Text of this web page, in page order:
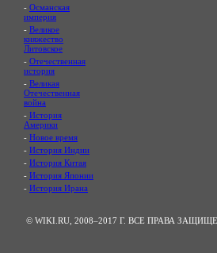
- Османская
империя
- Великое
княжество
Литовское
- Отечественная
история
- Великая
Отечественная
война
- История
Америки
- Новое время
- История Индии
- История Китая
- История Японии
- История Ирана
© WIKI.RU, 2008–2017 Г. ВСЕ ПРАВА